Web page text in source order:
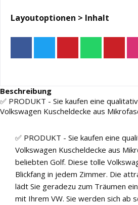
Layoutoptionen > Inhalt
Beschreibung
✅ PRODUKT - Sie kaufen eine
Volkswagen Kuscheldecke aus
✅ PRODUKT - Sie kaufen eine
Volkswagen Kuscheldecke aus
beliebten Golf. Diese tolle
Blickfang in jedem Zimmer. Die
lädt Sie geradezu zum Träumen
mit Ihrem VW. Sie werden sich ab